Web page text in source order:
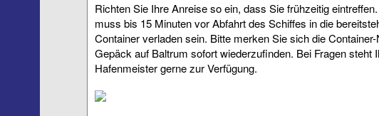
Richten Sie Ihre Anreise so ein, dass Sie frühzeitig
muss bis 15 Minuten vor Abfahrt des Schiffes in die
Container verladen sein. Bitte merken Sie sich die
Gepäck auf Baltrum sofort wiederzufinden. Bei Fragen steht
Hafenmeister gerne zur Verfügung.